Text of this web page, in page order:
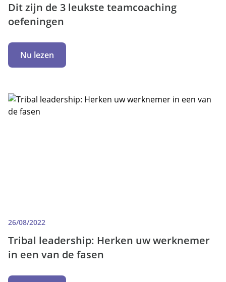
Dit zijn de 3 leukste teamcoaching
oefeningen
Nu lezen
26/08/2022
Tribal leadership: Herken uw werknemer
in een van de fasen